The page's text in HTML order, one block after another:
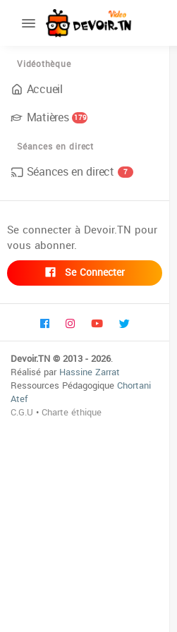
Vidéothèque
Accueil
Matières 179
Séances en direct
Séances en direct 7
Se connecter à Devoir.TN pour
vous abonner.
Se Connecter
Devoir.TN © 2013 - 2026.
Réalisé parHassine Zarrat
Ressources PédagogiqueChortani
Atef
C.G.U •Charte éthique